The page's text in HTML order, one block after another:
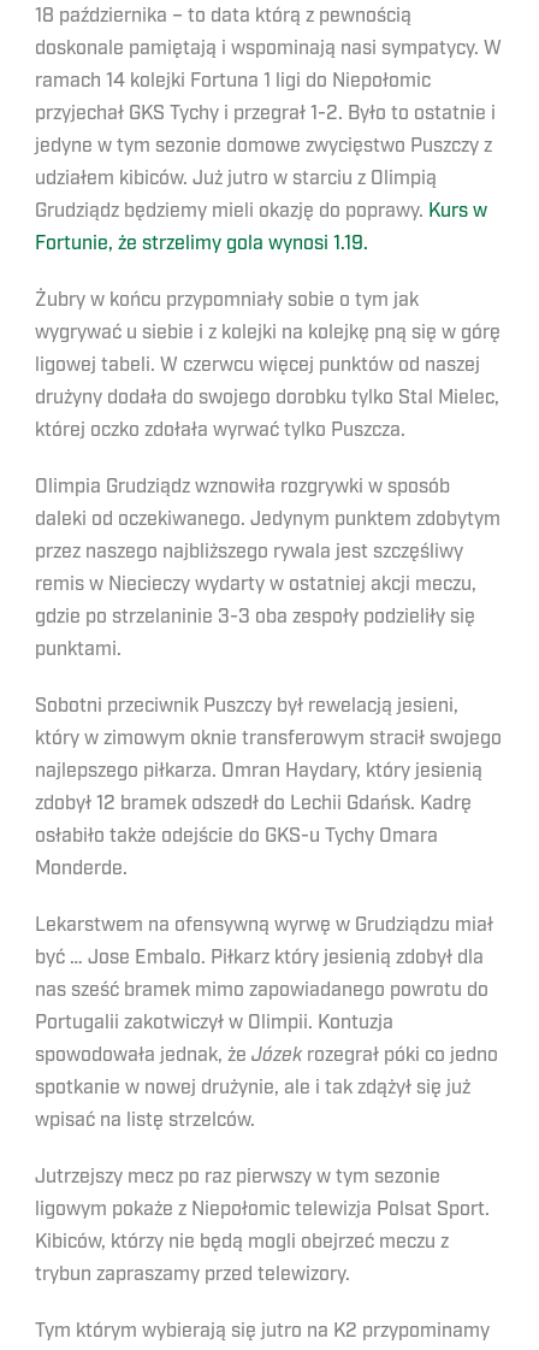
18 października – to data którą z pewnością
doskonale pamiętają i wspominają nasi sympatycy. W
ramach 14 kolejki Fortuna 1 ligi do Niepołomic
przyjechał GKS Tychy i przegrał 1-2. Było to ostatnie i
jedyne w tym sezonie domowe zwycięstwo Puszczy z
udziałem kibiców. Już jutro w starciu z Olimpią
Grudziądz będziemy mieli okazję do poprawy. Kurs w
Fortunie, że strzelimy gola wynosi 1.19.
Żubry w końcu przypomniały sobie o tym jak
wygrywać u siebie i z kolejki na kolejkę pną się w górę
ligowej tabeli. W czerwcu więcej punktów od naszej
drużyny dodała do swojego dorobku tylko Stal Mielec,
której oczko zdołała wyrwać tylko Puszcza.
Olimpia Grudziądz wznowiła rozgrywki w sposób
daleki od oczekiwanego. Jedynym punktem zdobytym
przez naszego najbliższego rywala jest szczęśliwy
remis w Niecieczy wydarty w ostatniej akcji meczu,
gdzie po strzelaninie 3-3 oba zespoły podzieliły się
punktami.
Sobotni przeciwnik Puszczy był rewelacją jesieni,
który w zimowym oknie transferowym stracił swojego
najlepszego piłkarza. Omran Haydary, który jesienią
zdobył 12 bramek odszedł do Lechii Gdańsk. Kadrę
osłabiło także odejście do GKS-u Tychy Omara
Monderde.
Lekarstwem na ofensywną wyrwę w Grudziądzu miał
być … Jose Embalo. Piłkarz który jesienią zdobył dla
nas sześć bramek mimo zapowiadanego powrotu do
Portugalii zakotwiczył w Olimpii. Kontuzja
spowodowała jednak, że Józek rozegrał póki co jedno
spotkanie w nowej drużynie, ale i tak zdążył się już
wpisać na listę strzelców.
Jutrzejszy mecz po raz pierwszy w tym sezonie
ligowym pokaże z Niepołomic telewizja Polsat Sport.
Kibiców, którzy nie będą mogli obejrzeć meczu z
trybun zapraszamy przed telewizory.
Tym którym wybierają się jutro na K2 przypominamy